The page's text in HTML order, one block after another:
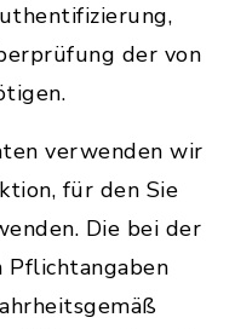
der von
verwenden wir
für den Sie
Die bei der